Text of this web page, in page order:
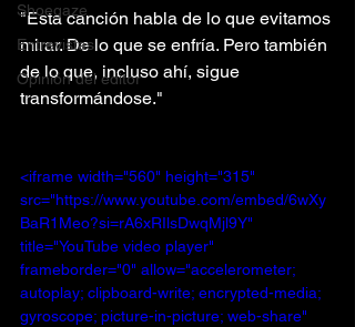
Shoegaze
Entrevistas
Opinión del editor
"Esta canción habla de lo que evitamos
mirar. De lo que se enfría. Pero también
de lo que, incluso ahí, sigue
transformándose."
<iframe width="560" height="315"
src="https://www.youtube.com/embed/6wXy
BaR1Meo?si=rA6xRIlsDwqMjl9Y"
title="YouTube video player"
frameborder="0" allow="accelerometer;
autoplay; clipboard-write; encrypted-media;
gyroscope; picture-in-picture; web-share"